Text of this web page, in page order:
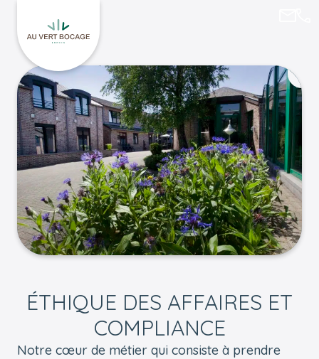
Retourner à l'accueil de Au Vert Bocage
ÉTHIQUE DES AFFAIRES ET
COMPLIANCE
Notre cœur de métier qui consiste à prendre